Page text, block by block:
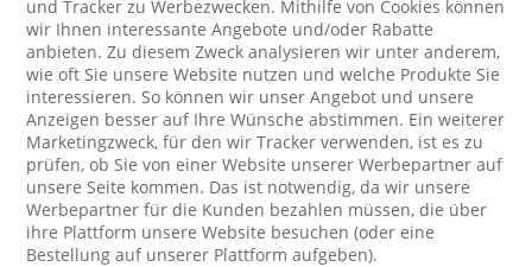
und Tracker zu Werbezwecken. Mithilfe von Cookies können
wir Ihnen interessante Angebote und/oder Rabatte
anbieten. Zu diesem Zweck analysieren wir unter anderem,
wie oft Sie unsere Website nutzen und welche Produkte Sie
interessieren. So können wir unser Angebot und unsere
Anzeigen besser auf Ihre Wünsche abstimmen. Ein weiterer
Marketingzweck, für den wir Tracker verwenden, ist es zu
prüfen, ob Sie von einer Website unserer Werbepartner auf
unsere Seite kommen. Das ist notwendig, da wir unsere
Werbepartner für die Kunden bezahlen müssen, die über
ihre Plattform unsere Website besuchen (oder eine
Bestellung auf unserer Plattform aufgeben).